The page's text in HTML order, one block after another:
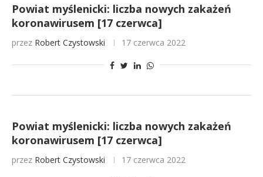
Powiat myślenicki: liczba nowych zakażeń
koronawirusem [17 czerwca]
przez Robert Czystowski 17 czerwca 2022
Powiat myślenicki: liczba nowych zakażeń
koronawirusem [17 czerwca]
przez Robert Czystowski 17 czerwca 2022